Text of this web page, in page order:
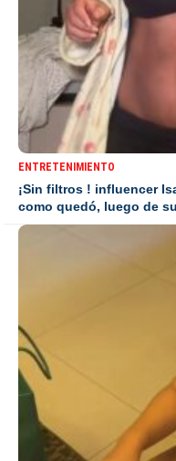
ENTRETENIMIENTO
¡Sin filtros ! influencer
como quedó, luego de